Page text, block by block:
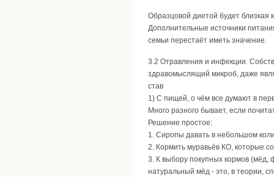
Образцовой диетой будет близкая
Дополнительные источники
семьи перестаёт иметь значение.
3.2 Отравления и инфекции.
здравомыслящий микроб, даже
став
1) С пищей, о чём все думают в
Много разного бывает, если
Решение простое:
1. Сиропы давать в небольшом
2. Кормить муравьёв КО, которые
3. К выбору покупных кормов (мёд,
натуральный мёд - это, в теории,